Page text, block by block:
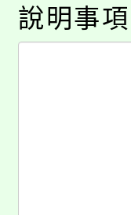
說明事項